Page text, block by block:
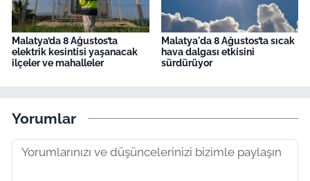
Malatya’da 8 Ağustos’ta
elektrik kesintisi yaşanacak
ilçeler ve mahalleler
Malatya'da 8 Ağustos’ta sıcak
hava dalgası etkisini
sürdürüyor
Yorumlar